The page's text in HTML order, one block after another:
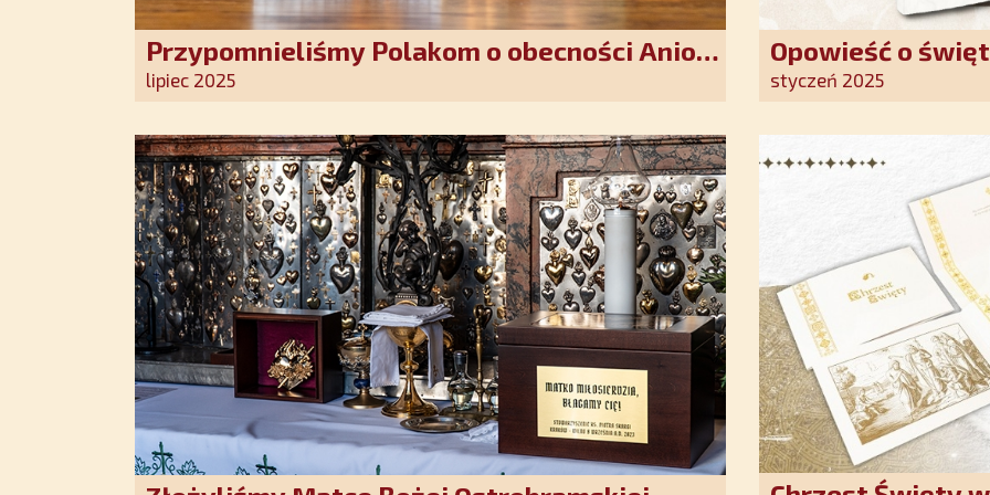
Przypomnieliśmy Polakom o obecności Anioła
Stróża!
lipiec 2025
Opowieść o
oddania się
styczeń 2025